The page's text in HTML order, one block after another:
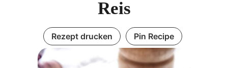
Reis
Rezept drucken Pin Recipe